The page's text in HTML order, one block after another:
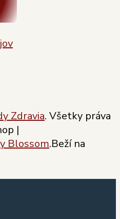
Zdravia. Všetky práva
|
Blossom.Beží na